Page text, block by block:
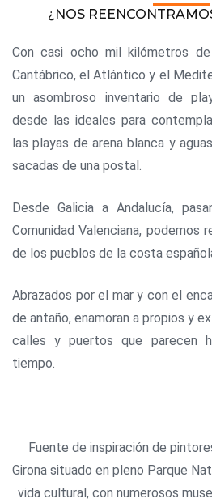
¿NOS
Con casi ocho mil kilómetros
Cantábrico, el Atlántico y el
un asombroso inventario de
desde las ideales para
las playas de arena blanca y
sacadas de una postal.
Desde Galicia a Andalucía,
Comunidad Valenciana, podemos
de los pueblos de la costa
Abrazados por el mar y con el
de antaño, enamoran a propios y
calles y puertos que parecen
tiempo.
Fuente de inspiración de
Girona situado en pleno Parque
vida cultural, con numerosos